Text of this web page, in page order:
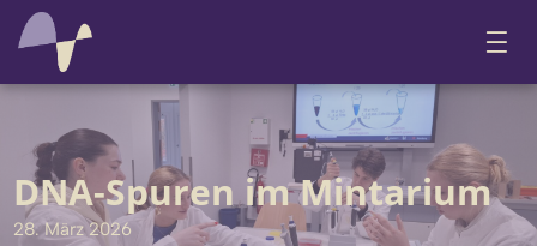
DNA-Spuren im Mintarium
28. März 2026